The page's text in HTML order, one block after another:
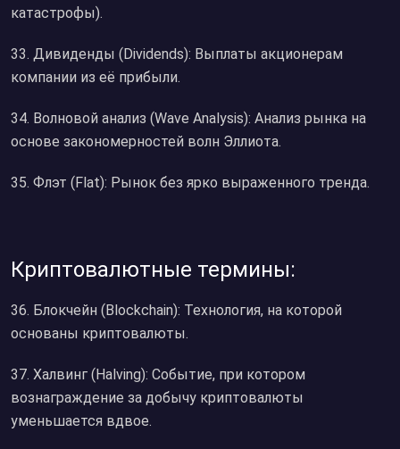
катастрофы).
33. Дивиденды (Dividends): Выплаты акционерам
компании из её прибыли.
34. Волновой анализ (Wave Analysis): Анализ рынка на
основе закономерностей волн Эллиота.
35. Флэт (Flat): Рынок без ярко выраженного тренда.
Криптовалютные термины:
36. Блокчейн (Blockchain): Технология, на которой
основаны криптовалюты.
37. Халвинг (Halving): Событие, при котором
вознаграждение за добычу криптовалюты
уменьшается вдвое.